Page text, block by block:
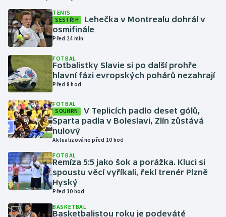
Gymnastika
Házená
Jezdectví
Judo
Krasobruslení
Lezení
Lyže a snowboard
Moderní pětiboj
Motorsport
TENIS
SESTŘIH
Lehečka v Montrealu dohrál v
osmifinále
Před 24 min
FOTBAL
Fotbalistky Slavie si po další prohře
hlavní fázi evropských pohárů nezahrají
Před 8 hod
FOTBAL
SOUHRN
V Teplicích padlo deset gólů,
Sparta padla v Boleslavi, Zlín zůstává
nulový
Aktualizováno před 10 hod
FOTBAL
Remíza 5:5 jako šok a porážka. Kluci si
spoustu věcí vyříkali, řekl trenér Plzně
Hyský
Před 10 hod
BASKETBAL
Basketbalistou roku je podeváté